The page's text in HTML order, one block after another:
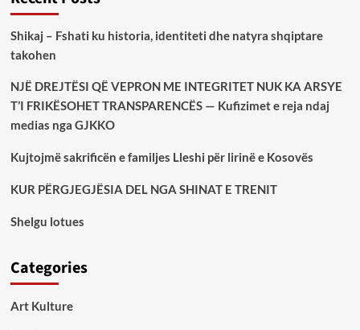
Shikaj – Fshati ku historia, identiteti dhe natyra shqiptare
takohen
NJË DREJTËSI QË VEPRON ME INTEGRITET NUK KA ARSYE
T’I FRIKËSOHET TRANSPARENCËS — Kufizimet e reja ndaj
medias nga GJKKO
Kujtojmë sakrificën e familjes Lleshi për lirinë e Kosovës
KUR PËRGJEGJËSIA DEL NGA SHINAT E TRENIT
Shelgu lotues
Categories
Art Kulture